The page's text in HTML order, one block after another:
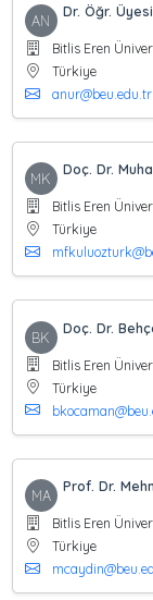
AN
Dr. Öğr.
Bitlis Eren
Türkiye
anur@beu.edu.tr
MK
Doç. Dr.
Bitlis Eren
Türkiye
BK
Doç. Dr.
Bitlis Eren
Türkiye
MA
Prof. Dr.
Bitlis Eren
Türkiye